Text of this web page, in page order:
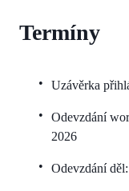
Termíny
Uzávěrka
Odevzdání
2026
Odevzdání